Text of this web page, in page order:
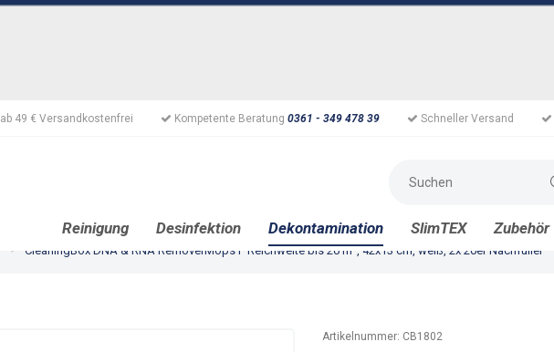
ab 49 € Versandkostenfrei Kompetente Beratung 0361 - 349 478 39 Schneller Versand
Reinigung Desinfektion Dekontamination SlimTEX Zubehör
CleaningBox DNA & RNA RemoverMops P Reichweite bis 20 m², 42x13 cm, weiß, 2x 20er Nachfüller
Artikelnummer: CB1802